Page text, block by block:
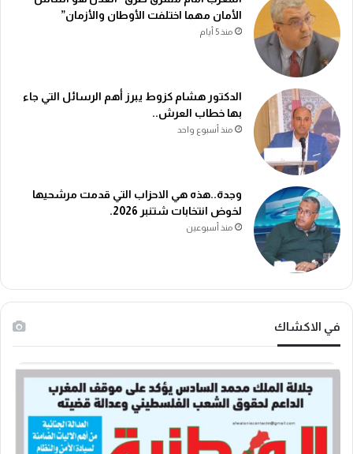
الأمان مهما اختلفت الأوطان والأزمان”
منذ 5 أيام
الدكتور هشام كزوط يبرز أهم الرسائل التي جاء
بها خطاب العرش..
منذ أسبوع واحد
وجدة..هذه هي الاحزاب التي قدمت مرشحيها
لخوض انتخابات شتنبر 2026.
منذ أسبوعين
في الاكشاك